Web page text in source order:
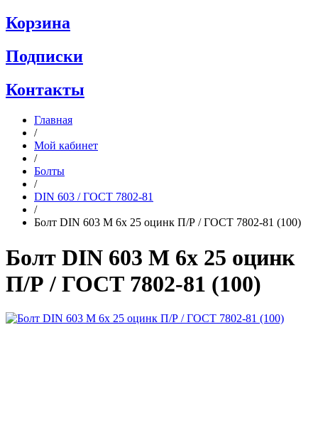
Корзина
Подписки
Контакты
Главная
/
Мой кабинет
/
Болты
/
DIN 603 / ГОСТ 7802-81
/
Болт DIN 603 M 6x 25 оцинк П/Р / ГОСТ 7802-81 (100)
Болт DIN 603 M 6x 25 оцинк
П/Р / ГОСТ 7802-81 (100)